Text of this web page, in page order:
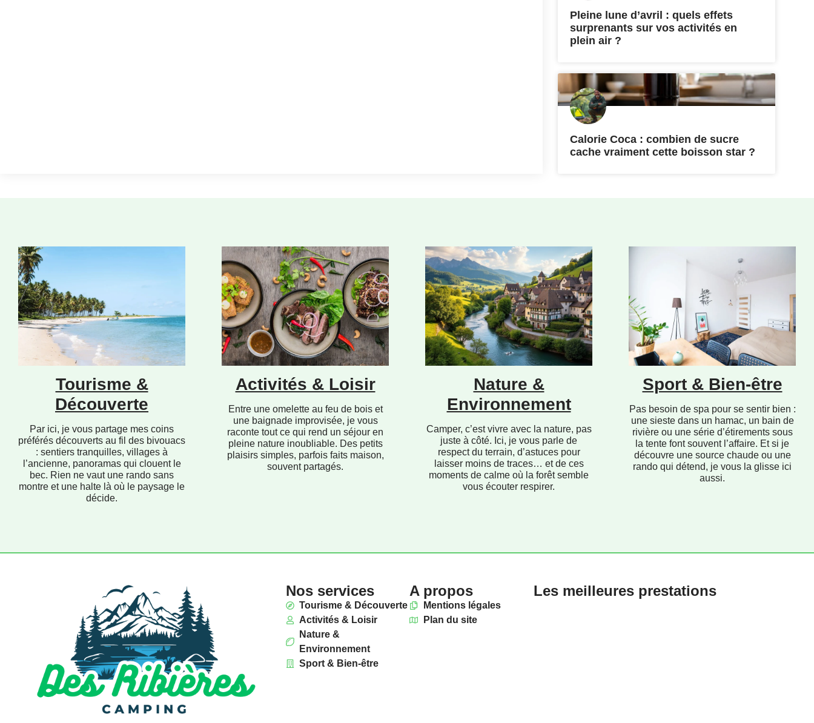
Pleine lune d’avril : quels effets
surprenants sur vos activités en
plein air ?
Calorie Coca : combien de sucre
cache vraiment cette boisson star ?
Tourisme &
Découverte
Par ici, je vous partage mes coins
préférés découverts au fil des bivouacs
: sentiers tranquilles, villages à
l’ancienne, panoramas qui clouent le
bec. Rien ne vaut une rando sans
montre et une halte là où le paysage le
décide.
Activités & Loisir
Entre une omelette au feu de bois et
une baignade improvisée, je vous
raconte tout ce qui rend un séjour en
pleine nature inoubliable. Des petits
plaisirs simples, parfois faits maison,
souvent partagés.
Nature &
Environnement
Camper, c’est vivre avec la nature, pas
juste à côté. Ici, je vous parle de
respect du terrain, d’astuces pour
laisser moins de traces… et de ces
moments de calme où la forêt semble
vous écouter respirer.
Sport & Bien-être
Pas besoin de spa pour se sentir bien :
une sieste dans un hamac, un bain de
rivière ou une série d’étirements sous
la tente font souvent l’affaire. Et si je
découvre une source chaude ou une
rando qui détend, je vous la glisse ici
aussi.
Nos services
Tourisme & Découverte
Activités & Loisir
Nature &
Environnement
Sport & Bien-être
A propos
Mentions légales
Plan du site
Les meilleures prestations